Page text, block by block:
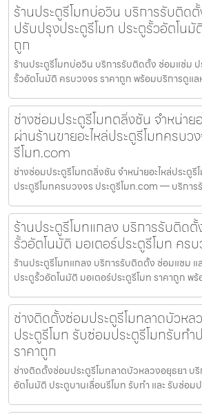
ร้านประตูรีโมทบ่อวิน บริการรับติด
ปรับปรุงประตูรีโมท ประตูรั้วอัตโนมั
ถูก
ร้านประตูรีโมทบ่อวิน บริการรับติดตั้ง ซ่อมแซ่ม
รั้วอัตโนมัติ ครบวงจร ราคาถูก พร้อมบริการดูแล
ช่างซ่อมประตูรีโมทตลิ่งชัน จำหน่าย
ผ่านร้านขายอะไหล่ประตูรีโมทครบว
รีโมท.com
ช่างซ่อมประตูรีโมทตลิ่งชัน จำหน่ายอะไหล่ประตูรี
ประตูรีโมทครบวงจร ประตูรีโมท.com — บริกา
ร้านประตูรีโมทแกลง บริการรับติดตั้
รั้วอัตโนมัติ มอเตอร์ประตูรีโมท คร
ร้านประตูรีโมทแกลง บริการรับติดตั้ง ซ่อมแซม แ
ประตูรั้วอัตโนมัติ มอเตอร์ประตูรีโมท ราคาถูก พ
ช่างติดตั้งซ่อมประตูรีโมทลาดบัวห
ประตูรีโมท รับซ่อมประตูรีโมทรับทำ
ราคาถูก
ช่างติดตั้งซ่อมประตูรีโมทลาดบัวหลวงอยุธยา บ
อัตโนมัติ ประตูบานเลื่อนรีโมท รับทำ และ รับซ่อม